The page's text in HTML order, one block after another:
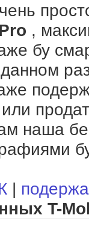
,
бу
наша
|
T-